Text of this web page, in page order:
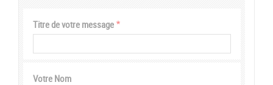
Titre de votre message
Votre Nom
Vertical
Tabs